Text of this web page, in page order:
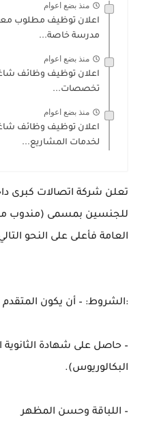
منذ بضع اعوام
اعلان توظيف مطلوب
مدرسة خاصة...
منذ بضع اعوام
اعلان توظيف وظائف
تخصصات...
منذ بضع اعوام
اعلان توظيف وظائف
لخدمات المشاريع...
للجنسين بمسمى (مندوب
العامة فأعلى على النحو
:الشروط: – أن يكون المتقدم
– حاصل على شهادة الثانوية
البكالوريوس).
– اللباقة وحسن المظهر